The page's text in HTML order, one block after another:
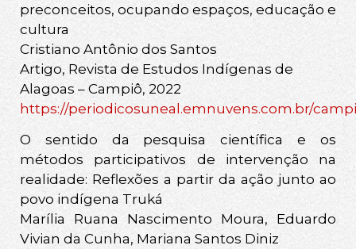
preconceitos, ocupando espaços, educação e
cultura
Cristiano Antônio dos Santos
Artigo, Revista de Estudos Indígenas de
Alagoas – Campiô, 2022
https://periodicosuneal.emnuvens.com.br/
O sentido da pesquisa científica e os
métodos participativos de intervenção na
realidade: Reflexões a partir da ação junto ao
povo indígena Truká
Marília Ruana Nascimento Moura, Eduardo
Vivian da Cunha, Mariana Santos Diniz